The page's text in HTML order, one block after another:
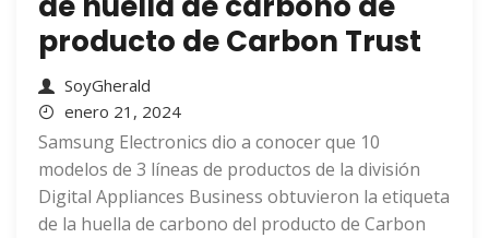
producto de Carbon Trust
SoyGherald
enero 21, 2024
Samsung Electronics dio a conocer que 10
modelos de 3 líneas de productos de la división
Digital Appliances Business obtuvieron la etiqueta
de la huella de carbono del producto de Carbon